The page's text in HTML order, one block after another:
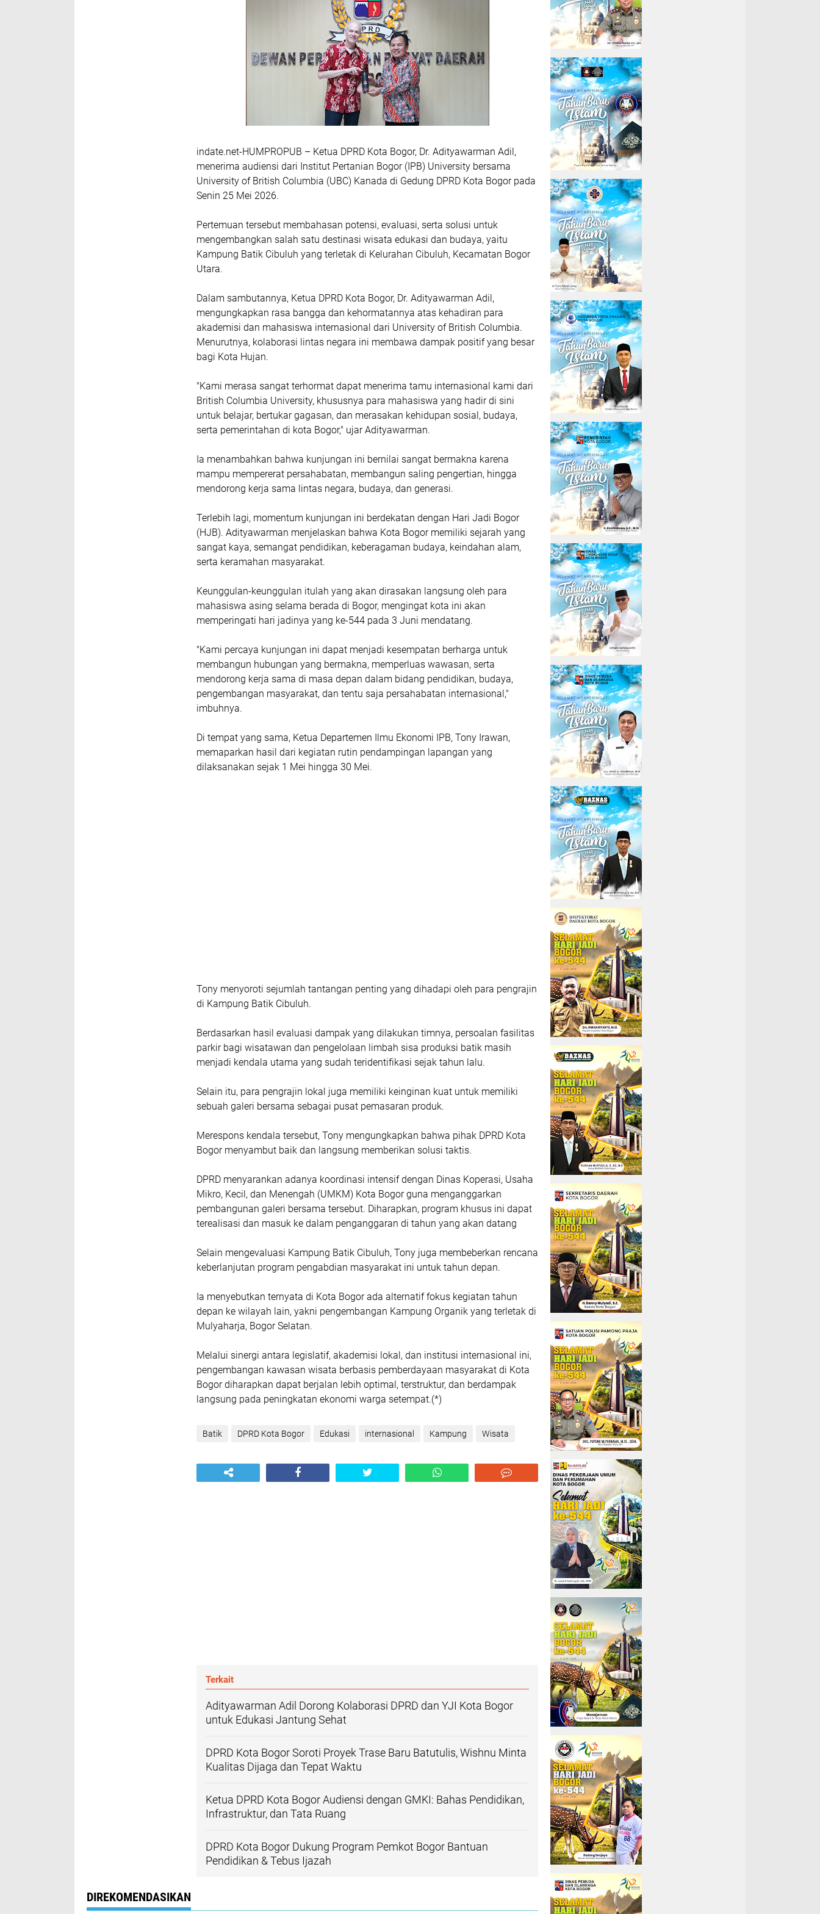
indate.net-HUMPROPUB – Ketua DPRD Kota Bogor, Dr. Adityawarman Adil,
menerima audiensi dari Institut Pertanian Bogor (IPB) University bersama
University of British Columbia (UBC) Kanada di Gedung DPRD Kota Bogor pada
Senin 25 Mei 2026.
​Pertemuan tersebut membahasan potensi, evaluasi, serta solusi untuk
mengembangkan salah satu destinasi wisata edukasi dan budaya, yaitu
Kampung Batik Cibuluh yang terletak di Kelurahan Cibuluh, Kecamatan Bogor
Utara.
​Dalam sambutannya, Ketua DPRD Kota Bogor, Dr. Adityawarman Adil,
mengungkapkan rasa bangga dan kehormatannya atas kehadiran para
akademisi dan mahasiswa internasional dari University of British Columbia.
Menurutnya, kolaborasi lintas negara ini membawa dampak positif yang besar
bagi Kota Hujan.
​"Kami merasa sangat terhormat dapat menerima tamu internasional kami dari
British Columbia University, khususnya para mahasiswa yang hadir di sini
untuk belajar, bertukar gagasan, dan merasakan kehidupan sosial, budaya,
serta pemerintahan di kota Bogor," ujar Adityawarman.
​Ia menambahkan bahwa kunjungan ini bernilai sangat bermakna karena
mampu mempererat persahabatan, membangun saling pengertian, hingga
mendorong kerja sama lintas negara, budaya, dan generasi.
​Terlebih lagi, momentum kunjungan ini berdekatan dengan Hari Jadi Bogor
(HJB). Adityawarman menjelaskan bahwa Kota Bogor memiliki sejarah yang
sangat kaya, semangat pendidikan, keberagaman budaya, keindahan alam,
serta keramahan masyarakat.
Keunggulan-keunggulan itulah yang akan dirasakan langsung oleh para
mahasiswa asing selama berada di Bogor, mengingat kota ini akan
memperingati hari jadinya yang ke-544 pada 3 Juni mendatang.
​"Kami percaya kunjungan ini dapat menjadi kesempatan berharga untuk
membangun hubungan yang bermakna, memperluas wawasan, serta
mendorong kerja sama di masa depan dalam bidang pendidikan, budaya,
pengembangan masyarakat, dan tentu saja persahabatan internasional,"
imbuhnya.
​Di tempat yang sama, Ketua Departemen Ilmu Ekonomi IPB, Tony Irawan,
memaparkan hasil dari kegiatan rutin pendampingan lapangan yang
dilaksanakan sejak 1 Mei hingga 30 Mei.
Tony menyoroti sejumlah tantangan penting yang dihadapi oleh para pengrajin
di Kampung Batik Cibuluh.
​Berdasarkan hasil evaluasi dampak yang dilakukan timnya, persoalan fasilitas
parkir bagi wisatawan dan pengelolaan limbah sisa produksi batik masih
menjadi kendala utama yang sudah teridentifikasi sejak tahun lalu.
Selain itu, para pengrajin lokal juga memiliki keinginan kuat untuk memiliki
sebuah galeri bersama sebagai pusat pemasaran produk.
​Merespons kendala tersebut, Tony mengungkapkan bahwa pihak DPRD Kota
Bogor menyambut baik dan langsung memberikan solusi taktis.
DPRD menyarankan adanya koordinasi intensif dengan Dinas Koperasi, Usaha
Mikro, Kecil, dan Menengah (UMKM) Kota Bogor guna menganggarkan
pembangunan galeri bersama tersebut. Diharapkan, program khusus ini dapat
terealisasi dan masuk ke dalam penganggaran di tahun yang akan datang
​Selain mengevaluasi Kampung Batik Cibuluh, Tony juga membeberkan rencana
keberlanjutan program pengabdian masyarakat ini untuk tahun depan.
Ia menyebutkan ternyata di Kota Bogor ada alternatif fokus kegiatan tahun
depan ke wilayah lain, yakni pengembangan Kampung Organik yang terletak di
Mulyaharja, Bogor Selatan.
​Melalui sinergi antara legislatif, akademisi lokal, dan institusi internasional ini,
pengembangan kawasan wisata berbasis pemberdayaan masyarakat di Kota
Bogor diharapkan dapat berjalan lebih optimal, terstruktur, dan berdampak
langsung pada peningkatan ekonomi warga setempat.(*)
Batik DPRD Kota Bogor Edukasi internasional Kampung Wisata
Terkait
Adityawarman Adil Dorong Kolaborasi DPRD dan YJI Kota Bogor
untuk Edukasi Jantung Sehat
DPRD Kota Bogor Soroti Proyek Trase Baru Batutulis, Wishnu Minta
Kualitas Dijaga dan Tepat Waktu
Ketua DPRD Kota Bogor Audiensi dengan GMKI: Bahas Pendidikan,
Infrastruktur, dan Tata Ruang
DPRD Kota Bogor Dukung Program Pemkot Bogor Bantuan
Pendidikan & Tebus Ijazah
DIREKOMENDASIKAN